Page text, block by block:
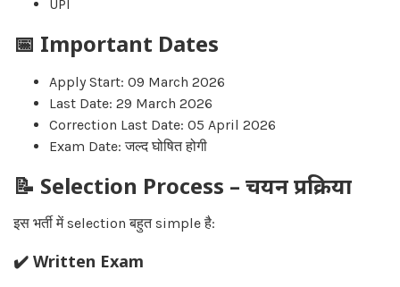
UPI
📅 Important Dates
Apply Start: 09 March 2026
Last Date: 29 March 2026
Correction Last Date: 05 April 2026
Exam Date: जल्द घोषित होगी
📝 Selection Process – चयन प्रक्रिया
इस भर्ती में selection बहुत simple है:
✔️ Written Exam